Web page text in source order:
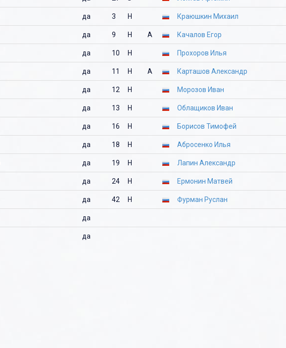
да 3 Н Краюшкин Михаил
да 9 Н А Качалов Егор
да 10 Н Прохоров Илья
да 11 Н А Карташов Александр
да 12 Н Морозов Иван
да 13 Н Облащиков Иван
да 16 Н Борисов Тимофей
да 18 Н Абросенко Илья
да 19 Н Лапин Александр
да 24 Н Ермонин Матвей
да 42 Н Фурман Руслан
да
да